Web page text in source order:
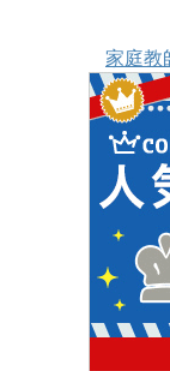
下さった方、あ
ございます。
今、この問題
て計算しまし
八は七が八個
ると突然一気に
かのように感
ます。 遅いペ
のがフェイント
うに加速するの
わからなくな
ま次の範囲も、
範囲もわから
しまいがちで
1 言語だという
識する1.1 3歳
家庭教